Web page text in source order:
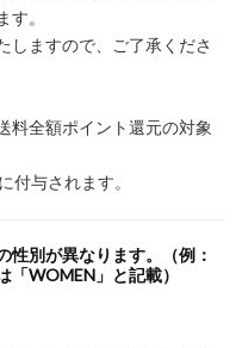
。
しますので、ご了承くださ
料全額ポイント還元の対象
与されます。
性別が異なります。（例：
WOMEN」と記載）